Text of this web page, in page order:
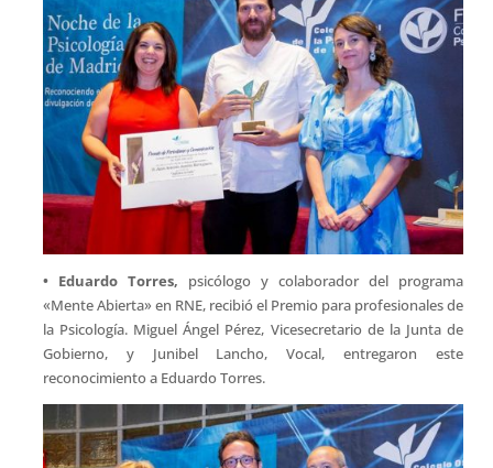
• Eduardo Torres, psicólogo y colaborador del programa
«Mente Abierta» en RNE, recibió el Premio para profesionales de
la Psicología. Miguel Ángel Pérez, Vicesecretario de la Junta de
Gobierno, y Junibel Lancho, Vocal, entregaron este
reconocimiento a Eduardo Torres.